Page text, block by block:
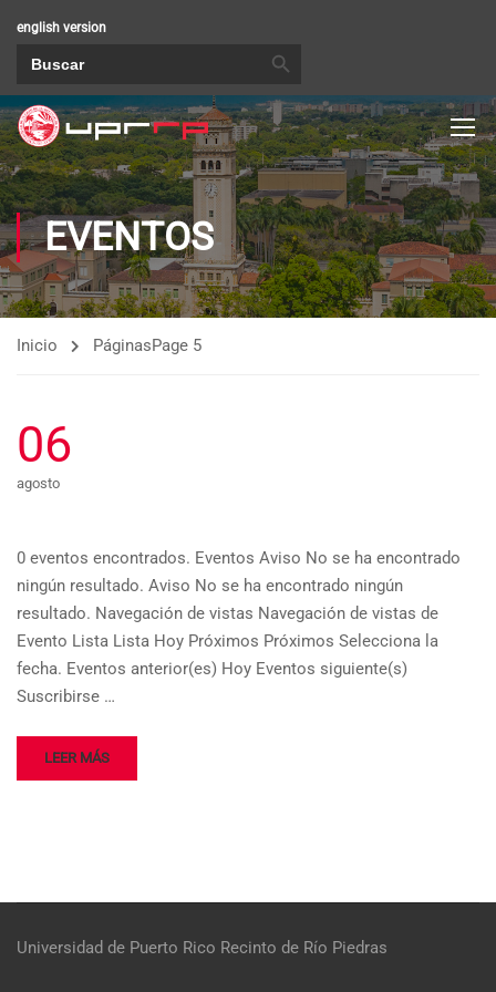
english version
EVENTOS
Inicio PáginasPage 5
06
agosto
0 eventos encontrados. Eventos Aviso No se ha encontrado
ningún resultado. Aviso No se ha encontrado ningún
resultado. Navegación de vistas Navegación de vistas de
Evento Lista Lista Hoy Próximos Próximos Selecciona la
fecha. Eventos anterior(es) Hoy Eventos siguiente(s)
Suscribirse …
LEER MÁS
Universidad de Puerto Rico Recinto de Río Piedras